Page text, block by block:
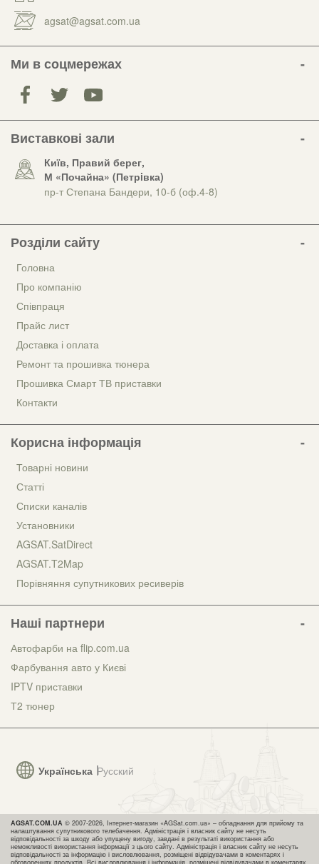
agsat@agsat.com.ua
Ми в соцмережах
Виставкові зали
Київ, Правий берег,
М «Почайна» (Петрiвка)
пр-т Степана Бандери, 10-б (оф.4-8)
Українська Русский
Розділи сайту
Головна
Про компанію
Співпраця
Прайс лист
Доставка і оплата
Ремонт та прошивка тюнера
Прошивка Смарт ТВ приставки
Контакти
Корисна інформація
Товарні новини
Статті
Списки каналів
Установники
AGSAT.SatDirect
AGSAT.T2Map
Порівняння супутникових ресиверів
Наші партнери
Автофарби на flip.com.ua
Фарбування авто у Києві
IPTV приставки
Т2 тюнер
AGSAT.COM.UA © 2007-2026, Інтернет-магазин «AGSat.com.ua» – обладнання для прийому та
налаштування супутникового телебачення. Адміністрація і власник сайту не несуть
відповідальності за шкоду або упущену вигоду, завдані в результаті використання або
неможливості використання інформації з цього сайту. Адміністрація і власник сайту не несуть
відповідальності за інформацію і висловлювання, розміщені відвідувачами в коментарях і